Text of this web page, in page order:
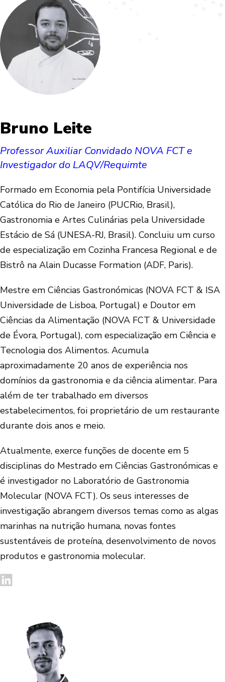
Bruno Leite
Professor Auxiliar Convidado NOVA FCT e
Investigador do LAQV/Requimte
Formado em Economia pela Pontifícia Universidade
Católica do Rio de Janeiro (PUCRio, Brasil),
Gastronomia e Artes Culinárias pela Universidade
Estácio de Sá (UNESA-RJ, Brasil). Concluiu um curso
de especialização em Cozinha Francesa Regional e de
Bistrô na Alain Ducasse Formation (ADF, Paris).
Mestre em Ciências Gastronómicas (NOVA FCT & ISA
Universidade de Lisboa, Portugal) e Doutor em
Ciências da Alimentação (NOVA FCT & Universidade
de Évora, Portugal), com especialização em Ciência e
Tecnologia dos Alimentos. Acumula
aproximadamente 20 anos de experiência nos
domínios da gastronomia e da ciência alimentar. Para
além de ter trabalhado em diversos
estabelecimentos, foi proprietário de um restaurante
durante dois anos e meio.
Atualmente, exerce funções de docente em 5
disciplinas do Mestrado em Ciências Gastronómicas e
é investigador no Laboratório de Gastronomia
Molecular (NOVA FCT). Os seus interesses de
investigação abrangem diversos temas como as algas
marinhas na nutrição humana, novas fontes
sustentáveis de proteína, desenvolvimento de novos
produtos e gastronomia molecular.